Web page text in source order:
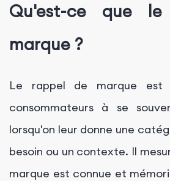
Qu'est-ce que
marque ?
Le rappel de marque
consommateurs à se
lorsqu'on leur donne une
besoin ou un contexte. Il
marque est connue et